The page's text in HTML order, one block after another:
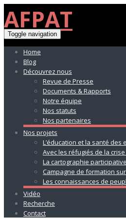
AFPAT
Toggle navigation
Home
Blog
Découvrez nous
Revue de Presse
Documents & Rapports
Notre équipe
Nos statuts
Nos partenaires
Nos projets
L’éducation et la santé des
Avec les réfugiés de la
La cartographie
Campagne de formation
Les connaissances de
Vidéo
Recherche
Contact